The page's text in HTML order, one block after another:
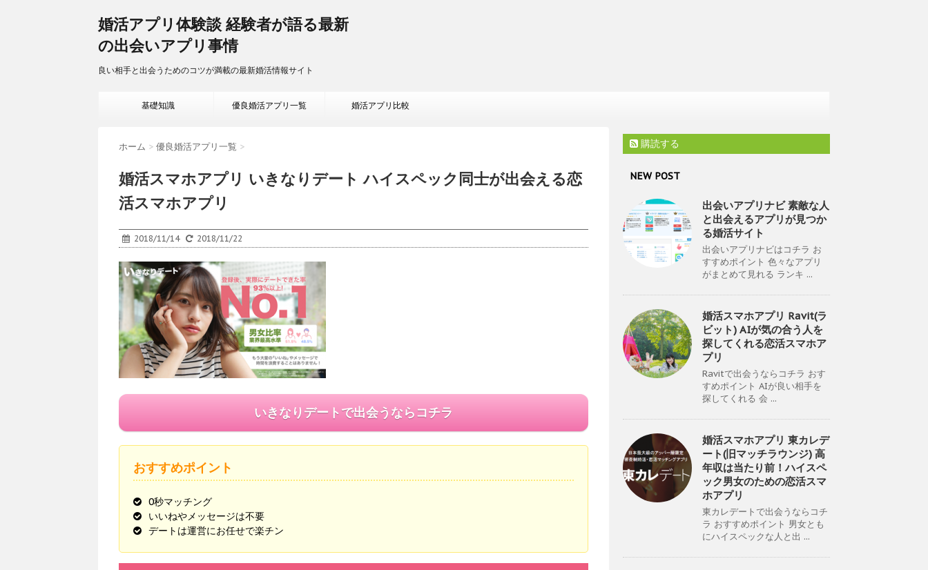
婚活アプリ体験談 経験者が語る最新
の出会いアプリ事情
良い相手と出会うためのコツが満載の最新婚活情報サイト
基礎知識 優良婚活アプリ一覧 婚活アプリ比較
ホーム > 優良婚活アプリ一覧 >
婚活スマホアプリ いきなりデート ハイスペック同士が出会える恋
活スマホアプリ
2018/11/14 2018/11/22
いきなりデートで出会うならコチラ
おすすめポイント
0秒マッチング
いいねやメッセージは不要
デートは運営にお任せで楽チン
購読する
NEW POST
出会いアプリナビ 素敵な人
と出会えるアプリが見つか
る婚活サイト
出会いアプリナビはコチラ お
すすめポイント 色々なアプリ
がまとめて見れる ランキ ...
婚活スマホアプリ Ravit(ラ
ビット) AIが気の合う人を
探してくれる恋活スマホア
プリ
Ravitで出会うならコチラ おす
すめポイント AIが良い相手を
探してくれる 会 ...
婚活スマホアプリ 東カレデ
ート(旧マッチラウンジ) 高
年収は当たり前！ハイスペ
ック男女のための恋活スマ
ホアプリ
東カレデートで出会うならコチ
ラ おすすめポイント 男女とも
にハイスペックな人と出 ...